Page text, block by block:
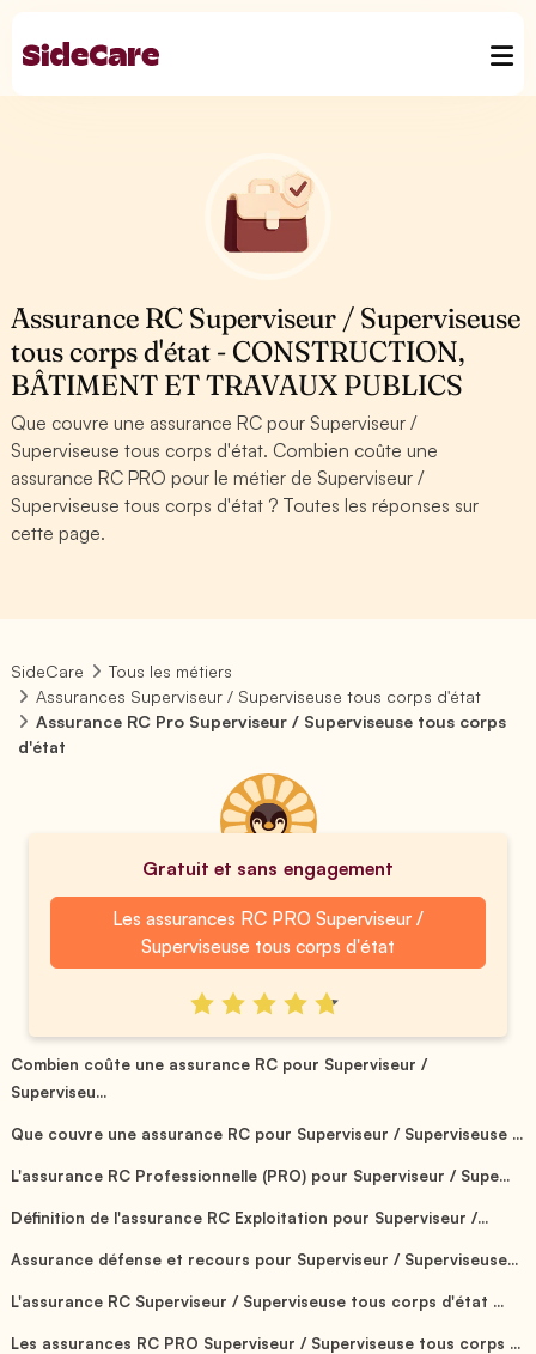
Assurance RC Superviseur / Superviseuse
tous corps d'état - CONSTRUCTION,
BÂTIMENT ET TRAVAUX PUBLICS
Que couvre une assurance RC pour Superviseur /
Superviseuse tous corps d'état. Combien coûte une
assurance RC PRO pour le métier de Superviseur /
Superviseuse tous corps d'état ? Toutes les réponses sur
cette page.
SideCare
Tous les métiers
Assurances Superviseur / Superviseuse tous corps d'état
Assurance RC Pro Superviseur / Superviseuse tous corps
d'état
Gratuit et sans engagement
Les assurances RC PRO Superviseur /
Superviseuse tous corps d'état
Combien coûte une assurance RC pour Superviseur /
Superviseu...
Que couvre une assurance RC pour Superviseur / Superviseuse ...
L'assurance RC Professionnelle (PRO) pour Superviseur / Supe...
Définition de l'assurance RC Exploitation pour Superviseur /...
Assurance défense et recours pour Superviseur / Superviseuse...
L'assurance RC Superviseur / Superviseuse tous corps d'état ...
Les assurances RC PRO Superviseur / Superviseuse tous corps ...